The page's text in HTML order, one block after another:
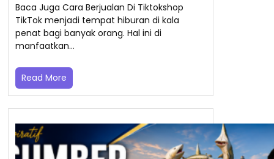
Baca Juga Cara Berjualan Di Tiktokshop
TikTok menjadi tempat hiburan di kala
penat bagi banyak orang. Hal ini di
manfaatkan…
Read More